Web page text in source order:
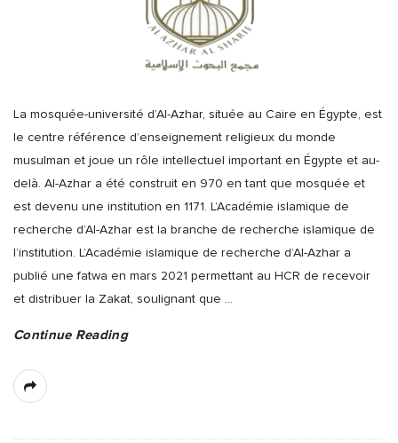
La mosquée-université d’Al-Azhar, située au Caire en Égypte, est
le centre référence d’enseignement religieux du monde
musulman et joue un rôle intellectuel important en Égypte et au-
delà. Al-Azhar a été construit en 970 en tant que mosquée et
est devenu une institution en 1171. L’Académie islamique de
recherche d’Al-Azhar est la branche de recherche islamique de
l’institution. L’Académie islamique de recherche d’Al-Azhar a
publié une fatwa en mars 2021 permettant au HCR de recevoir
et distribuer la Zakat, soulignant que
Continue Reading